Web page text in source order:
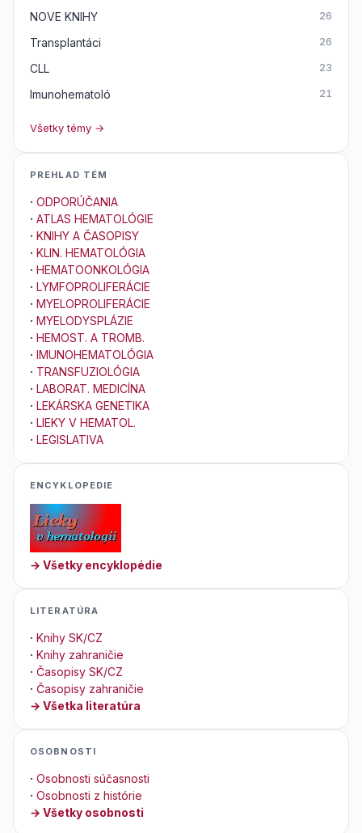
NOVE KNIHY 26
Transplantáci 26
CLL 23
Imunohematoló 21
Všetky témy →
PREHLAD TÉM
· ODPORÚČANIA
· ATLAS HEMATOLÓGIE
· KNIHY A ČASOPISY
· KLIN. HEMATOLÓGIA
· HEMATOONKOLÓGIA
· LYMFOPROLIFERÁCIE
· MYELOPROLIFERÁCIE
· MYELODYSPLÁZIE
· HEMOST. A TROMB.
· IMUNOHEMATOLÓGIA
· TRANSFUZIOLÓGIA
· LABORAT. MEDICÍNA
· LEKÁRSKA GENETIKA
· LIEKY V HEMATOL.
· LEGISLATIVA
ENCYKLOPEDIE
→ Všetky encyklopédie
LITERATÚRA
· Knihy SK/CZ
· Knihy zahraničie
· Časopisy SK/CZ
· Časopisy zahraničie
→ Všetka literatúra
OSOBNOSTI
· Osobnosti súčasnosti
· Osobnosti z histórie
→ Všetky osobnosti